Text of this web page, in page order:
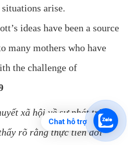
Chat hỗ trợ
arise.
ideas have been a source
many mothers who have
the challenge of
xã hội về sự phát triển
rõ rằng thực tiễn đời